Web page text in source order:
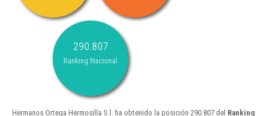
290.807
Ranking Nacional
Hermanos Ortega Hermosilla S.l. ha obtenido la posición 290.807 del Ranking